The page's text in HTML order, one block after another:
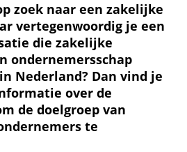
zoek naar een zakelijke
vertegenwoordig je een
die zakelijke
ondernemersschap
Nederland? Dan vind je
over de
de doelgroep van
te